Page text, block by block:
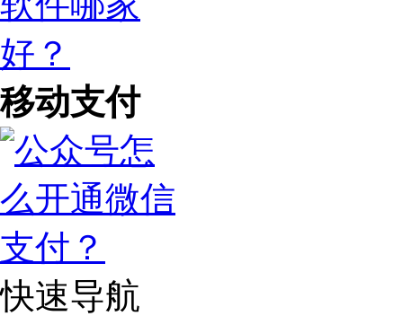
移动支付
快速导航